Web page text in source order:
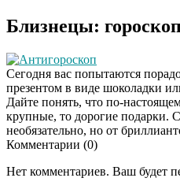
Близнецы:
Антигороскоп
Сегодня вас попытаются
презентом в виде шоколадки
Дайте понять, что по-
крупные, то дорогие подарки.
необязательно, но от
Комментарии (0)
Нет комментариев. Ваш будет
Скрытая камера на
люди вытворяют,